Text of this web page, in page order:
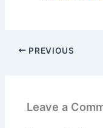
PREVIOUS
Leave a